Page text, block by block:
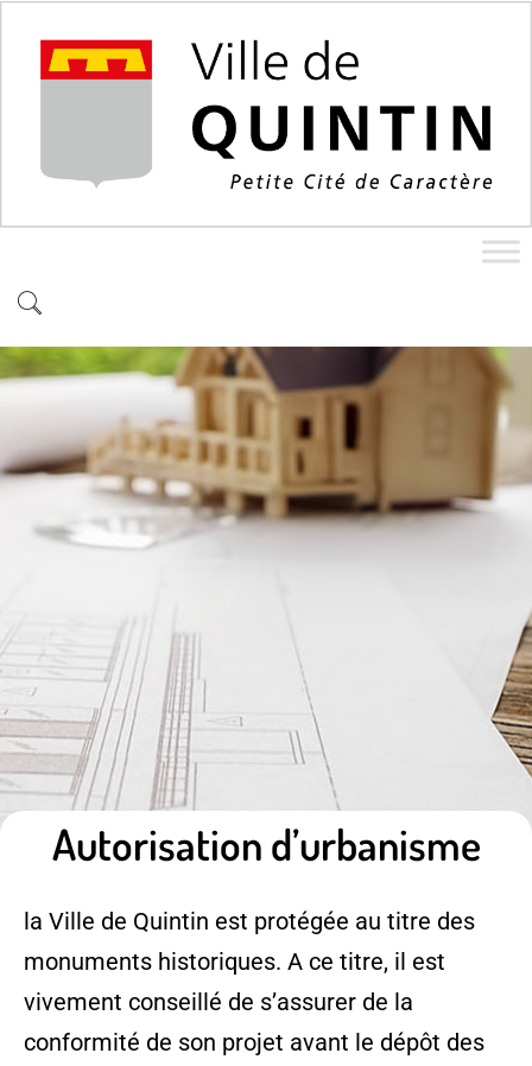
Autorisation d’urbanisme
la Ville de Quintin est protégée au titre des
monuments historiques. A ce titre, il est
vivement conseillé de s’assurer de la
conformité de son projet avant le dépôt des